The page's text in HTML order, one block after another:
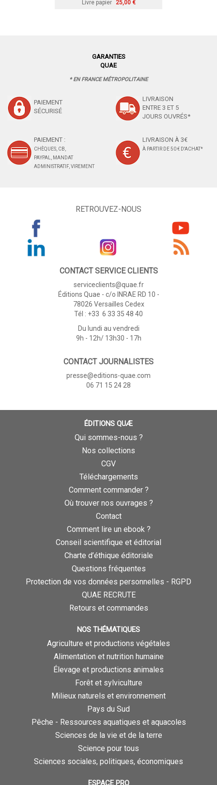
Livre papier 25,00 €
GARANTIES
QUAE
* EN FRANCE MÉTROPOLITAINE
PAIEMENT
SÉCURISÉ
LIVRAISON
ENTRE 3 ET 5
JOURS OUVRÉS*
PAIEMENT :
CHÈQUES, CB,
PAYPAL, MANDAT
ADMINISTRATIF, VIREMENT
LIVRAISON À 3€
À PARTIR DE 50 € D'ACHAT*
RETROUVEZ-NOUS
CONTACT SERVICE CLIENTS
serviceclients@quae.fr
Éditions Quae - c/o INRAE RD 10 -
78026 Versailles Cedex
Tél : +33 6 33 35 48 40
Du lundi au vendredi
9h - 12h/ 13h30 - 17h
CONTACT JOURNALISTES
presse@editions-quae.com
06 71 15 24 28
ÉDITIONS QUÆ
Qui sommes-nous ?
Nos collections
CGV
Téléchargements
Comment commander ?
Où trouver nos ouvrages ?
Contact
Comment lire un ebook ?
Conseil scientifique et éditorial
Charte d’éthique éditoriale
Questions fréquentes
Protection de vos données personnelles - RGPD
QUAE RECRUTE
Retours et commandes
NOS THÉMATIQUES
Agriculture et productions végétales
Alimentation et nutrition humaine
Élevage et productions animales
Forêt et sylviculture
Milieux naturels et environnement
Pays du Sud
Pêche - Ressources aquatiques et aquacoles
Sciences de la vie et de la terre
Science pour tous
Sciences sociales, politiques, économiques
ESPACE PRO